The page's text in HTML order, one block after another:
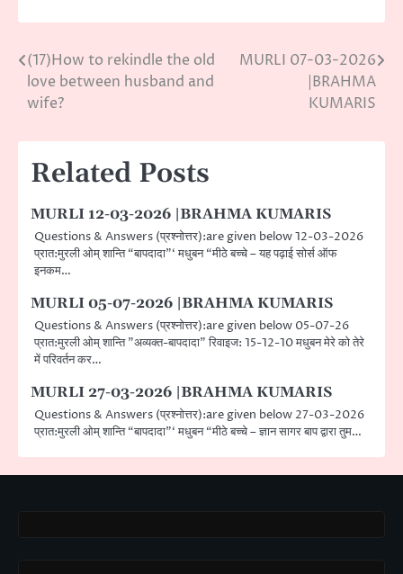
Post
navigation
(17)How to rekindle the old
love between husband and
wife?
MURLI 07-03-2026
|BRAHMA
KUMARIS
Related Posts
MURLI 12-03-2026 |BRAHMA KUMARIS
Questions & Answers (प्रश्नोत्तर):are given below 12-03-2026
प्रात:मुरली ओम् शान्ति “बापदादा”‘ मधुबन “मीठे बच्चे – यह पढ़ाई सोर्स ऑफ
इनकम…
MURLI 05-07-2026 |BRAHMA KUMARIS
Questions & Answers (प्रश्नोत्तर):are given below 05-07-26
प्रात:मुरली ओम् शान्ति ”अव्यक्त-बापदादा” रिवाइज: 15-12-10 मधुबन मेरे को तेरे
में परिवर्तन कर…
MURLI 27-03-2026 |BRAHMA KUMARIS
Questions & Answers (प्रश्नोत्तर):are given below 27-03-2026
प्रात:मुरली ओम् शान्ति “बापदादा”‘ मधुबन “मीठे बच्चे – ज्ञान सागर बाप द्वारा तुम…